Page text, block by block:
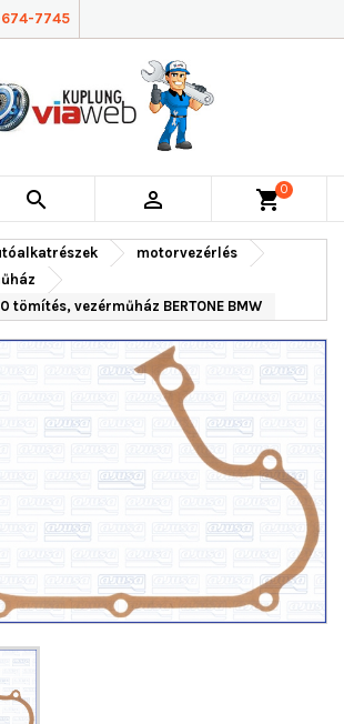
7745
  shopping_cart0
motorvezérlés
tömítés, vezérműház BERTONE BMW